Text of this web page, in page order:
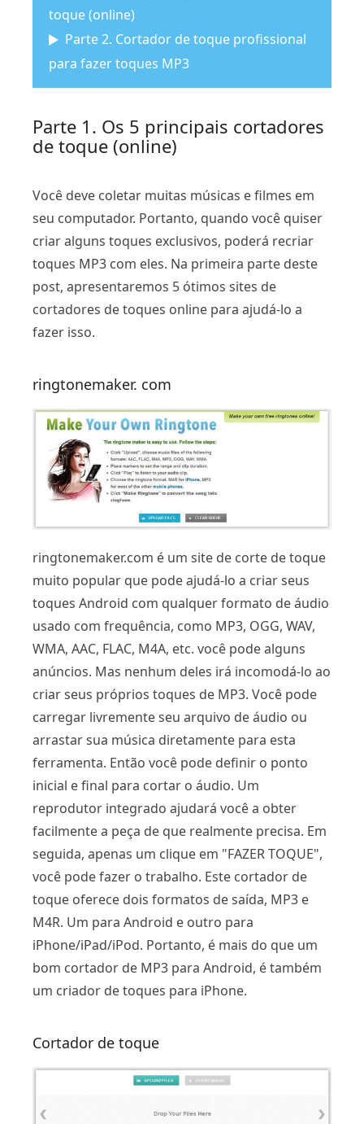
toque (online)
Parte 2. Cortador de toque profissional
para fazer toques MP3
Parte 1. Os 5 principais cortadores
de toque (online)
Você deve coletar muitas músicas e filmes em
seu computador. Portanto, quando você quiser
criar alguns toques exclusivos, poderá recriar
toques MP3 com eles. Na primeira parte deste
post, apresentaremos 5 ótimos sites de
cortadores de toques online para ajudá-lo a
fazer isso.
ringtonemaker. com
ringtonemaker.com é um site de corte de toque
muito popular que pode ajudá-lo a criar seus
toques Android com qualquer formato de áudio
usado com frequência, como MP3, OGG, WAV,
WMA, AAC, FLAC, M4A, etc. você pode alguns
anúncios. Mas nenhum deles irá incomodá-lo ao
criar seus próprios toques de MP3. Você pode
carregar livremente seu arquivo de áudio ou
arrastar sua música diretamente para esta
ferramenta. Então você pode definir o ponto
inicial e final para cortar o áudio. Um
reprodutor integrado ajudará você a obter
facilmente a peça de que realmente precisa. Em
seguida, apenas um clique em "FAZER TOQUE",
você pode fazer o trabalho. Este cortador de
toque oferece dois formatos de saída, MP3 e
M4R. Um para Android e outro para
iPhone/iPad/iPod. Portanto, é mais do que um
bom cortador de MP3 para Android, é também
um criador de toques para iPhone.
Cortador de toque